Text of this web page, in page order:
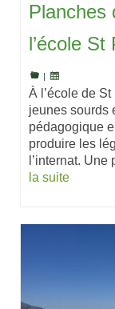
Planches
l’école
À l’école de
jeunes sourds
pédagogique
produire les
l’internat.
la suite